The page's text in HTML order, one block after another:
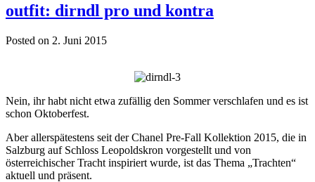
outfit: dirndl pro und kontra
Posted on 2. Juni 2015
Nein, ihr habt nicht etwa zufällig den Sommer verschlafen und es ist
schon Oktoberfest.
Aber allerspätestens seit der Chanel Pre-Fall Kollektion 2015, die in
Salzburg auf Schloss Leopoldskron vorgestellt und von
österreichischer Tracht inspiriert wurde, ist das Thema „Trachten“
aktuell und präsent.